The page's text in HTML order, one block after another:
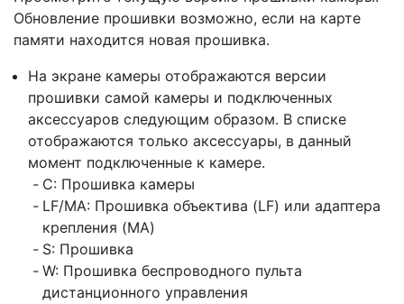
Обновление прошивки возможно, если на карте
памяти находится новая прошивка.
На экране камеры отображаются версии
прошивки самой камеры и подключенных
аксессуаров следующим образом. В списке
отображаются только аксессуары, в данный
момент подключенные к камере.
C: Прошивка камеры
LF/MA: Прошивка объектива (LF) или адаптера
крепления (MA)
S: Прошивка
W: Прошивка беспроводного пульта
дистанционного управления